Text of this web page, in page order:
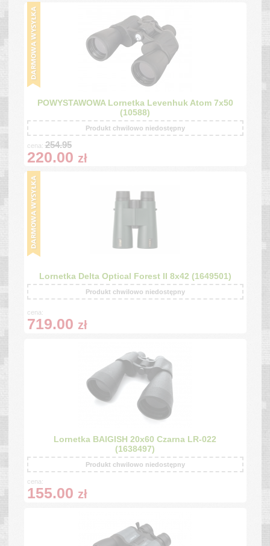
POWYSTAWOWA Lornetka Levenhuk Atom 7x50
(10588)
Produkt chwilowo niedostępny
cena:254.95
220.00 zł
Lornetka Delta Optical Forest II 8x42 (1649501)
Produkt chwilowo niedostępny
cena:
719.00 zł
Lornetka BAIGISH 20x60 Czarna LR-022
(1638497)
Produkt chwilowo niedostępny
cena:
155.00 zł